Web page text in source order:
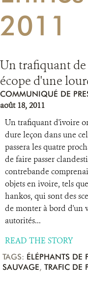
2011
Un trafiquant de
écope d'une
COMMUNIQUÉ DE
août 18, 2011
Un trafiquant d'ivoire
dure leçon dans une
passera les quatre
de faire passer
contrebande
objets en ivoire, tels
hankos, qui sont des
de monter à bord d'un
autorités...
READ THE STORY
TAGS: ÉLÉPHANTS DE
SAUVAGE, TRAFIC DE